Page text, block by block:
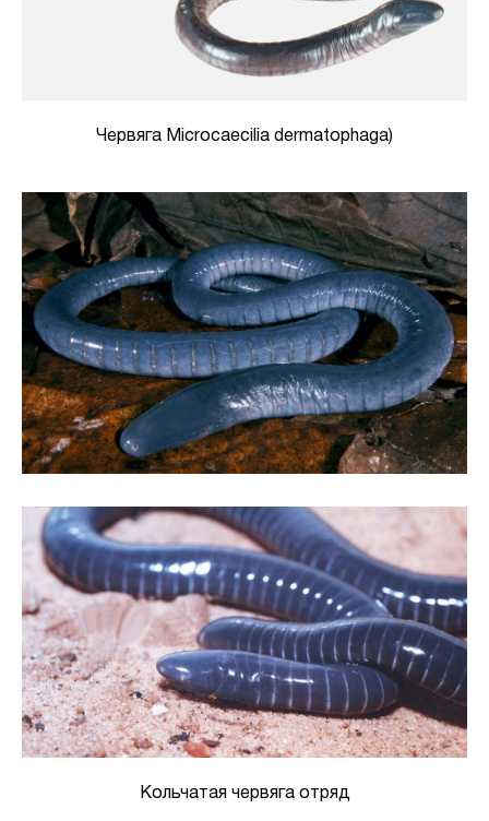
Червяга Microcaecilia dermatophaga)
Кольчатая червяга отряд